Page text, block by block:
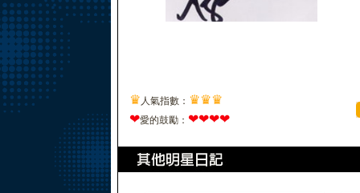
♛ 人氣指數： ♛♛♛
❤愛的鼓勵： ❤❤❤❤